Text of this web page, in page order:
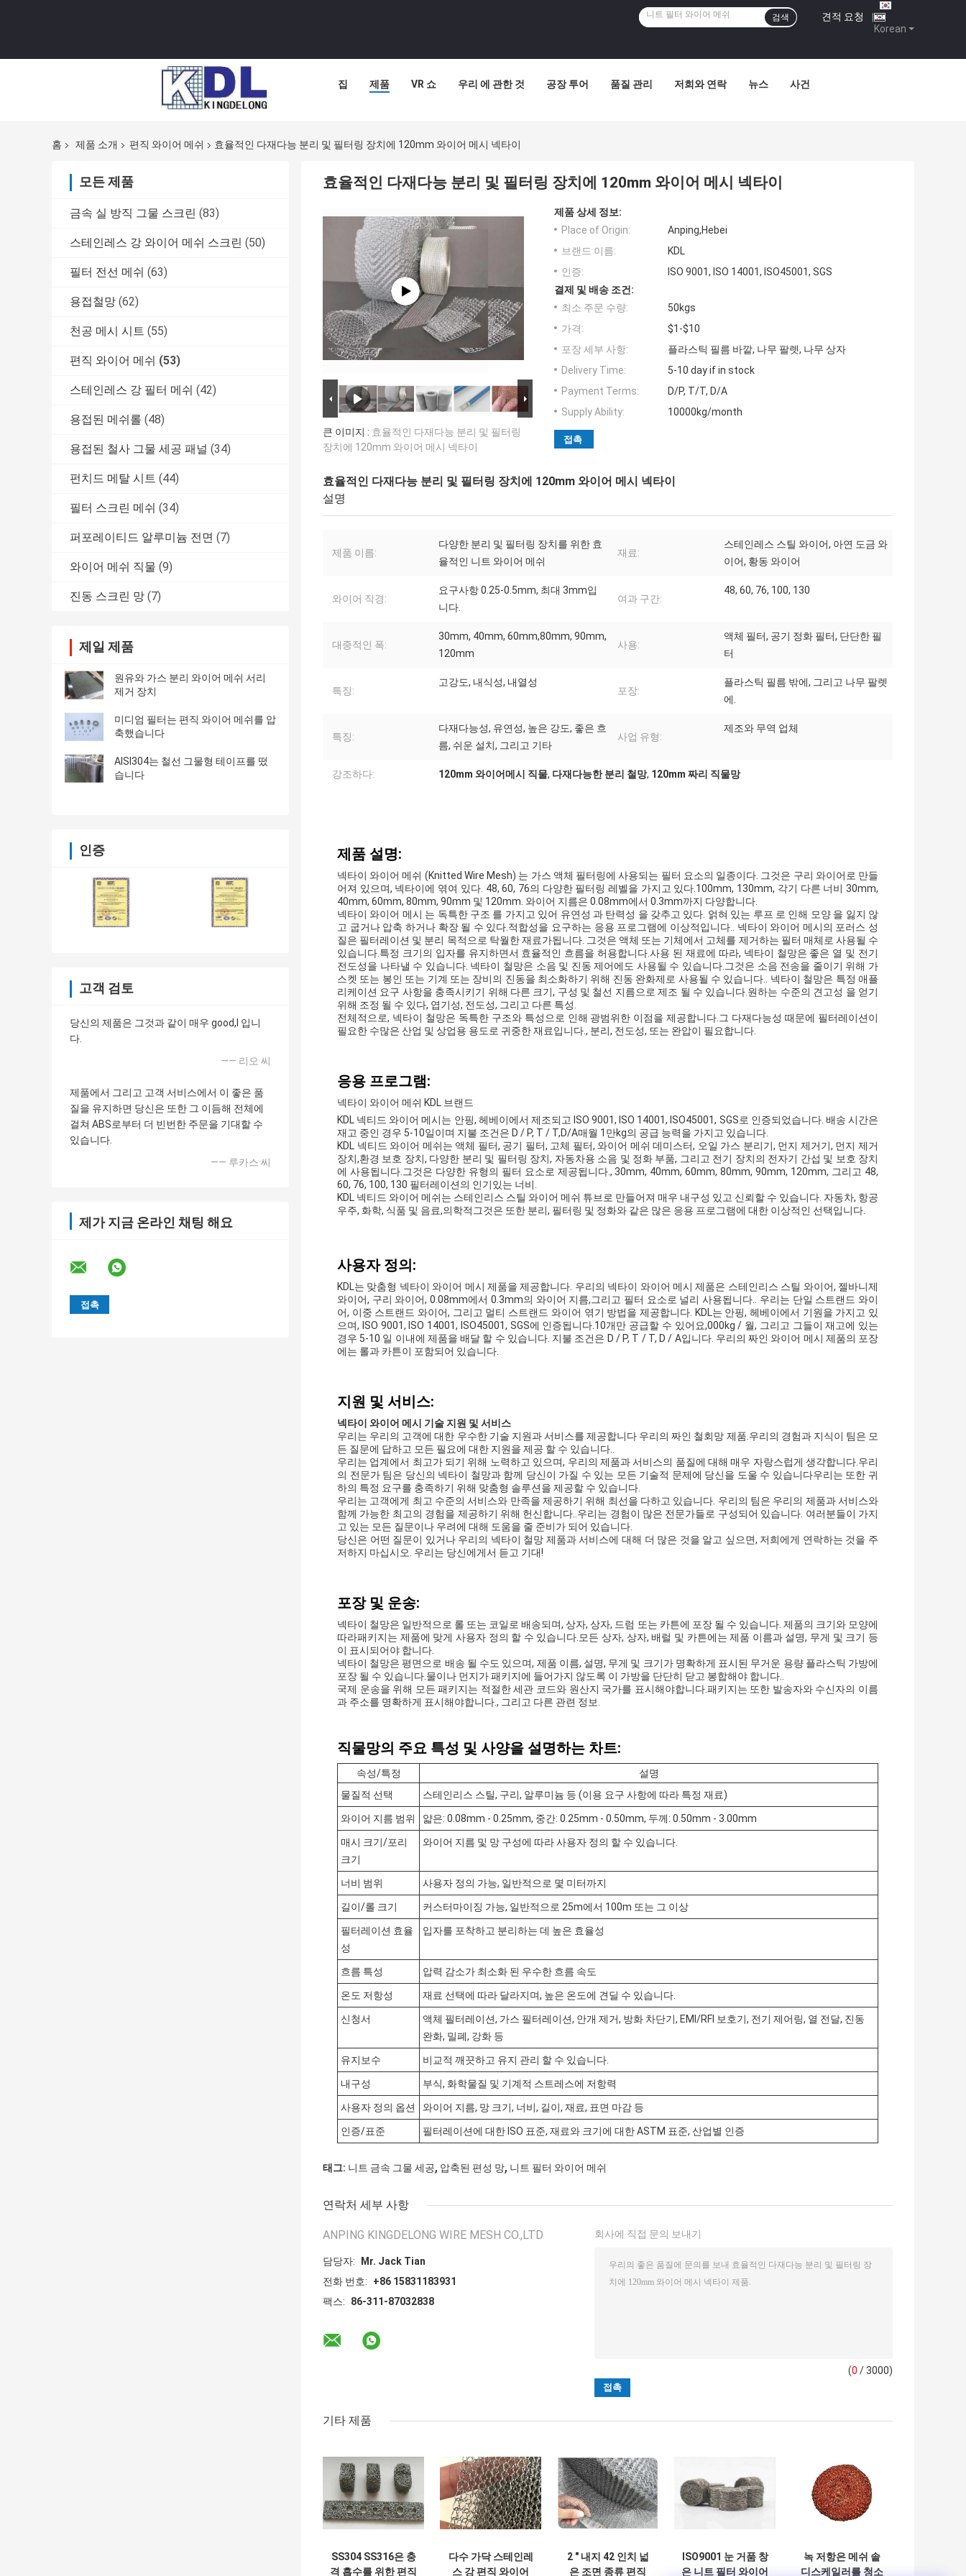
Korean
견적 요청 |
검색
집 제품 VR 쇼 우리 에 관한 것 공장 투어 품질 관리 저희와 연락 뉴스 사건
홈 제품 소개 편직 와이어 메쉬 효율적인 다재다능 분리 및 필터링 장치에 120mm 와이어 메시 넥타이
모든 제품
금속 실 방직 그물 스크린 (83)
스테인레스 강 와이어 메쉬 스크린 (50)
필터 전선 메쉬 (63)
용접철망 (62)
천공 메시 시트 (55)
편직 와이어 메쉬 (53)
스테인레스 강 필터 메쉬 (42)
용접된 메쉬롤 (48)
용접된 철사 그물 세공 패널 (34)
펀치드 메탈 시트 (44)
필터 스크린 메쉬 (34)
퍼포레이티드 알루미늄 전면 (7)
와이어 메쉬 직물 (9)
진동 스크린 망 (7)
제일 제품
원유와 가스 분리 와이어 메쉬 서리
제거 장치
미디엄 필터는 편직 와이어 메쉬를 압
축했습니다
AISI304는 철선 그물형 테이프를 떴
습니다
인증
고객 검토
당신의 제품은 그것과 같이 매우 good,I 입니
다.
—— 리오 씨
제품에서 그리고 고객 서비스에서 이 좋은 품
질을 유지하면 당신은 또한 그 이듬해 전체에
걸쳐 ABS로부터 더 빈번한 주문을 기대할 수
있습니다.
—— 루카스 씨
제가 지금 온라인 채팅 해요
효율적인 다재다능 분리 및 필터링 장치에 120mm 와이어 메시 넥타이
큰 이미지 : 효율적인 다재다능 분리 및 필터링
장치에 120mm 와이어 메시 넥타이
제품 상세 정보:
Place of Origin:
Anping,Hebei
브랜드 이름:
KDL
인증:
ISO 9001, ISO 14001, ISO45001, SGS
결제 및 배송 조건:
최소 주문 수량:
50kgs
가격:
$1-$10
포장 세부 사항:
플라스틱 필름 바깥, 나무 팔렛, 나무 상자
Delivery Time:
5-10 day if in stock
Payment Terms:
D/P, T/T, D/A
Supply Ability:
10000kg/month
접촉
효율적인 다재다능 분리 및 필터링 장치에 120mm 와이어 메시 넥타이
설명
제품 이름:
다양한 분리 및 필터링 장치를 위한 효
율적인 니트 와이어 메쉬
재료:
스테인레스 스틸 와이어, 아연 도금 와
이어, 황동 와이어
와이어 직경:
요구사항 0.25-0.5mm, 최대 3mm입
니다.
여과 구간:
48, 60, 76, 100, 130
대중적인 폭:
30mm, 40mm, 60mm,80mm, 90mm,
120mm
사용:
액체 필터, 공기 정화 필터, 단단한 필
터
특징:
고강도, 내식성, 내열성
포장:
플라스틱 필름 밖에, 그리고 나무 팔렛
에.
특징:
다재다능성, 유연성, 높은 강도, 좋은 흐
름, 쉬운 설치, 그리고 기타
사업 유형:
제조와 무역 업체
강조하다: 120mm 와이어메시 직물, 다재다능한 분리 철망, 120mm 짜리 직물망
제품 설명:
넥타이 와이어 메쉬 (Knitted Wire Mesh) 는 가스 액체 필터링에 사용되는 필터 요소의 일종이다. 그것은 구리 와이어로 만들
어져 있으며, 넥타이에 엮여 있다. 48, 60, 76의 다양한 필터링 레벨을 가지고 있다.100mm, 130mm, 각기 다른 너비 30mm,
40mm, 60mm, 80mm, 90mm 및 120mm. 와이어 지름은 0.08mm에서 0.3mm까지 다양합니다.
넥타이 와이어 메시 는 독특한 구조 를 가지고 있어 유연성 과 탄력성 을 갖추고 있다. 얽혀 있는 루프 로 인해 모양 을 잃지 않
고 굽거나 압축 하거나 확장 될 수 있다.적합성을 요구하는 응용 프로그램에 이상적입니다.. 넥타이 와이어 메시의 포러스 성
질은 필터레이션 및 분리 목적으로 탁월한 재료가됩니다. 그것은 액체 또는 기체에서 고체를 제거하는 필터 매체로 사용될 수
있습니다.특정 크기의 입자를 유지하면서 효율적인 흐름을 허용합니다.사용 된 재료에 따라, 넥타이 철망은 좋은 열 및 전기
전도성을 나타낼 수 있습니다. 넥타이 철망은 소음 및 진동 제어에도 사용될 수 있습니다.그것은 소음 전송을 줄이기 위해 가
스켓 또는 봉인 또는 기계 또는 장비의 진동을 최소화하기 위해 진동 완화제로 사용될 수 있습니다.. 넥타이 철망은 특정 애플
리케이션 요구 사항을 충족시키기 위해 다른 크기, 구성 및 철선 지름으로 제조 될 수 있습니다.원하는 수준의 견고성 을 얻기
위해 조정 될 수 있다, 엽기성, 전도성, 그리고 다른 특성.
전체적으로, 넥타이 철망은 독특한 구조와 특성으로 인해 광범위한 이점을 제공합니다.그 다재다능성 때문에 필터레이션이
필요한 수많은 산업 및 상업용 용도로 귀중한 재료입니다., 분리, 전도성, 또는 완압이 필요합니다.
응용 프로그램:
넥타이 와이어 메쉬 KDL 브랜드
KDL 넥티드 와이어 메시는 안핑, 헤베이에서 제조되고 ISO 9001, ISO 14001, ISO45001, SGS로 인증되었습니다. 배송 시간은
재고 중인 경우 5-10일이며 지불 조건은 D / P, T / T,D/A매월 1만kg의 공급 능력을 가지고 있습니다.
KDL 넥티드 와이어 메쉬는 액체 필터, 공기 필터, 고체 필터, 와이어 메쉬 데미스터, 오일 가스 분리기, 먼지 제거기, 먼지 제거
장치,환경 보호 장치, 다양한 분리 및 필터링 장치, 자동차용 소음 및 정화 부품, 그리고 전기 장치의 전자기 간섭 및 보호 장치
에 사용됩니다.그것은 다양한 유형의 필터 요소로 제공됩니다., 30mm, 40mm, 60mm, 80mm, 90mm, 120mm, 그리고 48,
60, 76, 100, 130 필터레이션의 인기있는 너비.
KDL 넥티드 와이어 메쉬는 스테인리스 스틸 와이어 메쉬 튜브로 만들어져 매우 내구성 있고 신뢰할 수 있습니다. 자동차, 항공
우주, 화학, 식품 및 음료,의학적그것은 또한 분리, 필터링 및 정화와 같은 많은 응용 프로그램에 대한 이상적인 선택입니다.
사용자 정의:
KDL는 맞춤형 넥타이 와이어 메시 제품을 제공합니다. 우리의 넥타이 와이어 메시 제품은 스테인리스 스틸 와이어, 젤바니제
와이어, 구리 와이어, 0.08mm에서 0.3mm의 와이어 지름,그리고 필터 요소로 널리 사용됩니다.. 우리는 단일 스트랜드 와이
어, 이중 스트랜드 와이어, 그리고 멀티 스트랜드 와이어 엮기 방법을 제공합니다. KDL는 안핑, 헤베이에서 기원을 가지고 있
으며, ISO 9001, ISO 14001, ISO45001, SGS에 인증됩니다.10개만 공급할 수 있어요,000kg / 월, 그리고 그들이 재고에 있는
경우 5-10 일 이내에 제품을 배달 할 수 있습니다. 지불 조건은 D / P, T / T, D / A입니다. 우리의 짜인 와이어 메시 제품의 포장
에는 롤과 카튼이 포함되어 있습니다.
지원 및 서비스:
넥타이 와이어 메시 기술 지원 및 서비스
우리는 우리의 고객에 대한 우수한 기술 지원과 서비스를 제공합니다 우리의 짜인 철회망 제품.우리의 경험과 지식이 팀은 모
든 질문에 답하고 모든 필요에 대한 지원을 제공 할 수 있습니다..
우리는 업계에서 최고가 되기 위해 노력하고 있으며, 우리의 제품과 서비스의 품질에 대해 매우 자랑스럽게 생각합니다.우리
의 전문가 팀은 당신의 넥타이 철망과 함께 당신이 가질 수 있는 모든 기술적 문제에 당신을 도울 수 있습니다우리는 또한 귀
하의 특정 요구를 충족하기 위해 맞춤형 솔루션을 제공할 수 있습니다.
우리는 고객에게 최고 수준의 서비스와 만족을 제공하기 위해 최선을 다하고 있습니다. 우리의 팀은 우리의 제품과 서비스와
함께 가능한 최고의 경험을 제공하기 위해 헌신합니다..우리는 경험이 많은 전문가들로 구성되어 있습니다. 여러분들이 가지
고 있는 모든 질문이나 우려에 대해 도움을 줄 준비가 되어 있습니다.
당신은 어떤 질문이 있거나 우리의 넥타이 철망 제품과 서비스에 대해 더 많은 것을 알고 싶으면, 저희에게 연락하는 것을 주
저하지 마십시오. 우리는 당신에게서 듣고 기대!
포장 및 운송:
넥타이 철망은 일반적으로 롤 또는 코일로 배송되며, 상자, 상자, 드럼 또는 카튼에 포장 될 수 있습니다. 제품의 크기와 모양에
따라패키지는 제품에 맞게 사용자 정의 할 수 있습니다.모든 상자, 상자, 배럴 및 카튼에는 제품 이름과 설명, 무게 및 크기 등
이 표시되어야 합니다.
넥타이 철망은 평면으로 배송 될 수도 있으며, 제품 이름, 설명, 무게 및 크기가 명확하게 표시된 무거운 용량 플라스틱 가방에
포장 될 수 있습니다.물이나 먼지가 패키지에 들어가지 않도록 이 가방을 단단히 닫고 봉합해야 합니다..
국제 운송을 위해 모든 패키지는 적절한 세관 코드와 원산지 국가를 표시해야합니다.패키지는 또한 발송자와 수신자의 이름
과 주소를 명확하게 표시해야합니다., 그리고 다른 관련 정보.
직물망의 주요 특성 및 사양을 설명하는 차트:
속성/특정
설명
물질적 선택
스테인리스 스틸, 구리, 알루미늄 등 (이용 요구 사항에 따라 특정 재료)
와이어 지름 범위 얇은: 0.08mm - 0.25mm, 중간: 0.25mm - 0.50mm, 두께: 0.50mm - 3.00mm
매시 크기/포리
크기
와이어 지름 및 망 구성에 따라 사용자 정의 할 수 있습니다.
너비 범위 사용자 정의 가능, 일반적으로 몇 미터까지
길이/롤 크기 커스터마이징 가능, 일반적으로 25m에서 100m 또는 그 이상
필터레이션 효율
성
입자를 포착하고 분리하는 데 높은 효율성
흐름 특성 압력 감소가 최소화 된 우수한 흐름 속도
온도 저항성 재료 선택에 따라 달라지며, 높은 온도에 견딜 수 있습니다.
신청서
액체 필터레이션, 가스 필터레이션, 안개 제거, 방화 차단기, EMI/RFI 보호기, 전기 제어링, 열 전달, 진동
완화, 밀폐, 강화 등
유지보수 비교적 깨끗하고 유지 관리 할 수 있습니다.
내구성 부식, 화학물질 및 기계적 스트레스에 저항력
사용자 정의 옵션 와이어 지름, 망 크기, 너비, 길이, 재료, 표면 마감 등
인증/표준 필터레이션에 대한 ISO 표준, 재료와 크기에 대한 ASTM 표준, 산업별 인증
태그: 니트 금속 그물 세공, 압축된 편성 망, 니트 필터 와이어 메쉬
연락처 세부 사항
ANPING KINGDELONG WIRE MESH CO.,LTD
담당자:
Mr. Jack Tian
전화 번호:
+86 15831183931
팩스:
86-311-87032838
회사에 직접 문의 보내기
(0 / 3000)
기타 제품
SS304 SS316은 충
격 흡수를 위한 편직
다수 가닥 스테인레
스 강 편직 와이어
2 " 내지 42 인치 넓
은 조면 종류 편직
ISO9001 눈 거품 창
은 니트 필터 와이어
녹 저항은 메쉬 솥
디스케일러를 청소